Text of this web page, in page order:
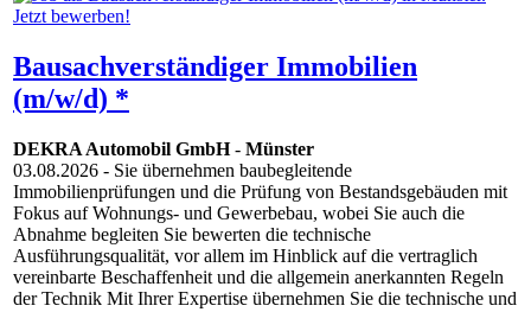
Bausachverständiger Immobilien
(m/w/d) *
DEKRA Automobil GmbH- Münster
03.08.2026 - Sie übernehmen baubegleitende
Immobilienprüfungen und die Prüfung von Bestandsgebäuden mit
Fokus auf Wohnungs- und Gewerbebau, wobei Sie auch die
Abnahme begleiten Sie bewerten die technische
Ausführungsqualität, vor allem im Hinblick auf die vertraglich
vereinbarte Beschaffenheit und die allgemein anerkannten Regeln
der Technik Mit Ihrer Expertise übernehmen Sie die technische und